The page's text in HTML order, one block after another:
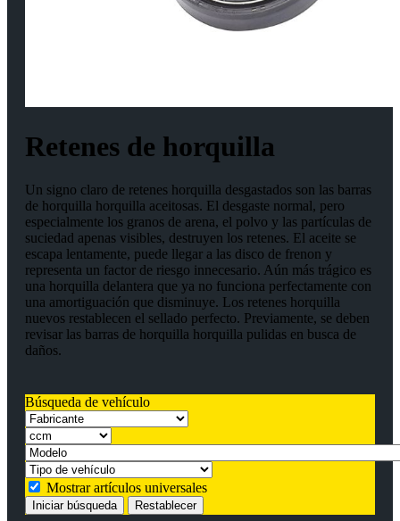
Retenes de horquilla
Un signo claro de retenes horquilla desgastados son las barras
de horquilla horquilla aceitosas. El desgaste normal, pero
especialmente los granos de arena, el polvo y las partículas de
suciedad apenas visibles, destruyen los retenes. El aceite se
escapa lentamente, puede llegar a las disco de frenon y
representa un factor de riesgo innecesario. Aún más trágico es
una horquilla delantera que ya no funciona perfectamente con
una amortiguación que disminuye. Los retenes horquilla
nuevos restablecen el sellado perfecto. Previamente, se deben
revisar las barras de horquilla horquilla pulidas en busca de
daños.
Búsqueda de vehículo
Mostrar artículos universales
Iniciar búsqueda Restablecer